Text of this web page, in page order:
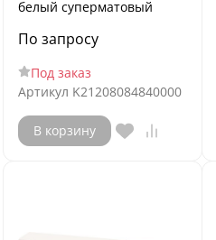
белый суперматовый
По запросу
Под заказ
Артикул K21208084840000
В корзину